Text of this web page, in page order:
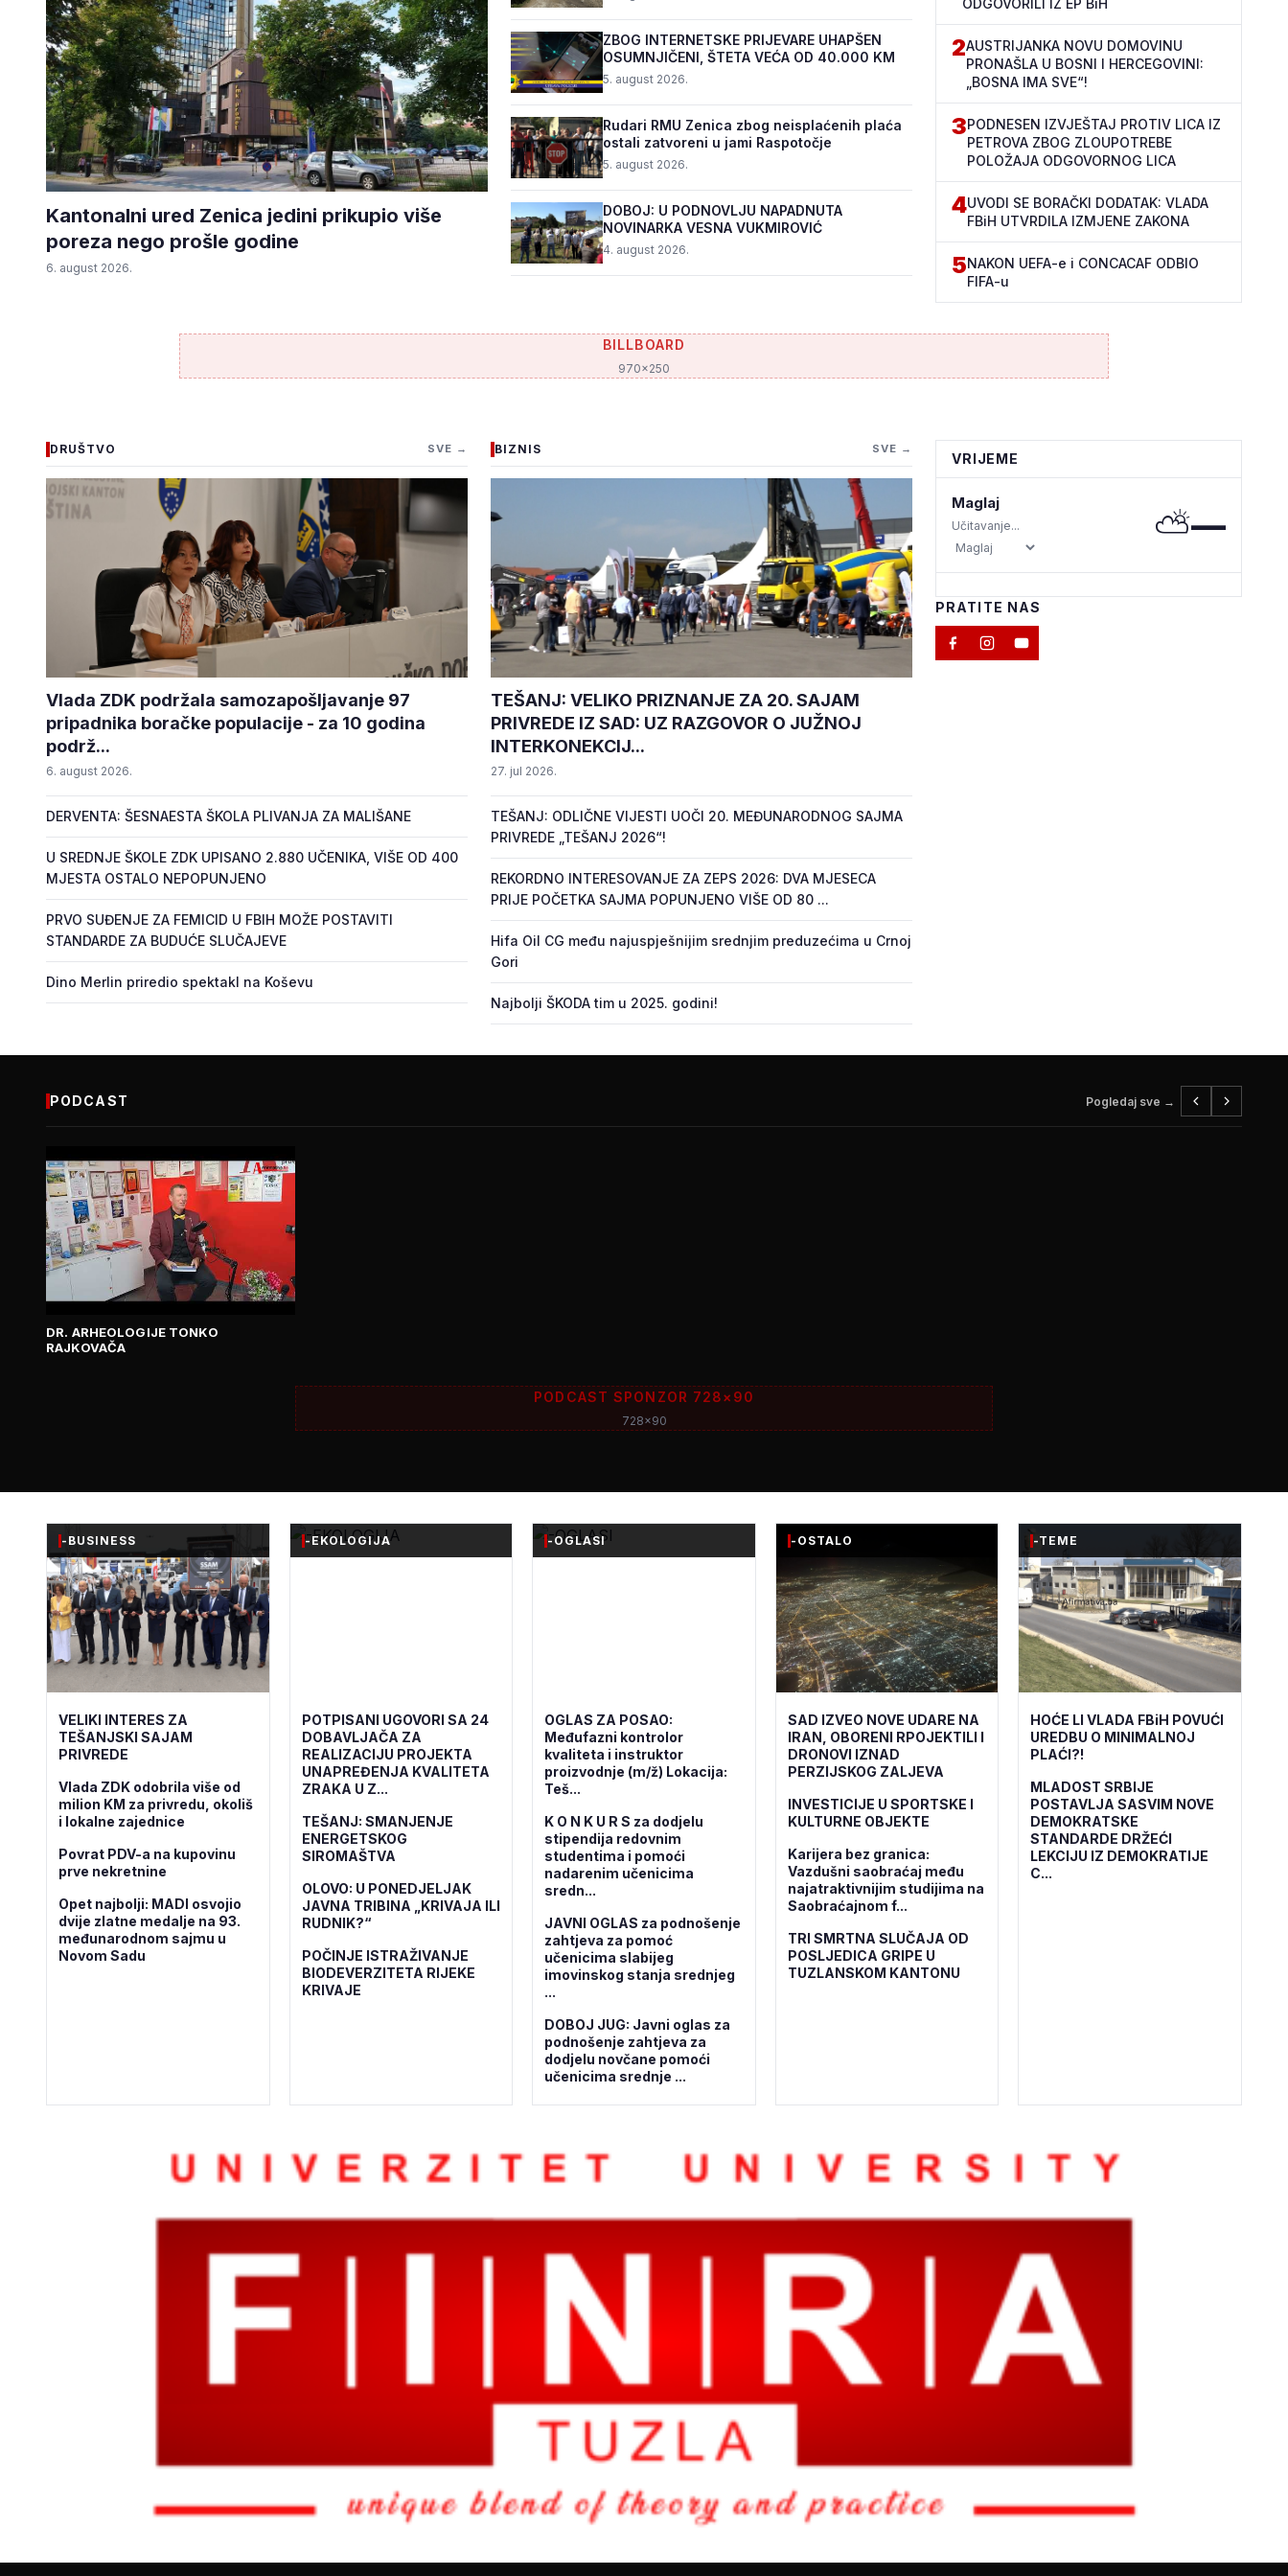
Kantonalni ured Zenica jedini prikupio više
poreza nego prošle godine
6. august 2026.
ZBOG INTERNETSKE PRIJEVARE UHAPŠEN
OSUMNJIČENI, ŠTETA VEĆA OD 40.000 KM
5. august 2026.
Rudari RMU Zenica zbog neisplaćenih plaća
ostali zatvoreni u jami Raspotočje
5. august 2026.
DOBOJ: U PODNOVLJU NAPADNUTA
NOVINARKA VESNA VUKMIROVIĆ
4. august 2026.
ODGOVORILI IZ EP BiH
2AUSTRIJANKA NOVU DOMOVINU
PRONAŠLA U BOSNI I HERCEGOVINI:
„BOSNA IMA SVE“!
3PODNESEN IZVJEŠTAJ PROTIV LICA IZ
PETROVA ZBOG ZLOUPOTREBE
POLOŽAJA ODGOVORNOG LICA
4UVODI SE BORAČKI DODATAK: VLADA
FBiH UTVRDILA IZMJENE ZAKONA
5NAKON UEFA-e i CONCACAF ODBIO
FIFA-u
BILLBOARD
970x250
DRUŠTVO SVE →
Vlada ZDK podržala samozapošljavanje 97
pripadnika boračke populacije - za 10 godina
podrž...
6. august 2026.
DERVENTA: ŠESNAESTA ŠKOLA PLIVANJA ZA MALIŠANE
U SREDNJE ŠKOLE ZDK UPISANO 2.880 UČENIKA, VIŠE OD 400
MJESTA OSTALO NEPOPUNJENO
PRVO SUĐENJE ZA FEMICID U FBIH MOŽE POSTAVITI
STANDARDE ZA BUDUĆE SLUČAJEVE
Dino Merlin priredio spektakl na Koševu
BIZNIS SVE →
TEŠANJ: VELIKO PRIZNANJE ZA 20. SAJAM
PRIVREDE IZ SAD: UZ RAZGOVOR O JUŽNOJ
INTERKONEKCIJ...
27. jul 2026.
TEŠANJ: ODLIČNE VIJESTI UOČI 20. MEĐUNARODNOG SAJMA
PRIVREDE „TEŠANJ 2026“!
REKORDNO INTERESOVANJE ZA ZEPS 2026: DVA MJESECA
PRIJE POČETKA SAJMA POPUNJENO VIŠE OD 80 ...
Hifa Oil CG među najuspješnijim srednjim preduzećima u Crnoj
Gori
Najbolji ŠKODA tim u 2025. godini!
VRIJEME
Maglaj
Učitavanje... ⛅—
PRATITE NAS
PODCAST Pogledaj sve →
DR. ARHEOLOGIJE TONKO
RAJKOVAČA
PODCAST SPONZOR 728×90
728x90
-BUSINESS
VELIKI INTERES ZA
TEŠANJSKI SAJAM
PRIVREDE
Vlada ZDK odobrila više od
milion KM za privredu, okoliš
i lokalne zajednice
Povrat PDV-a na kupovinu
prve nekretnine
Opet najbolji: MADI osvojio
dvije zlatne medalje na 93.
međunarodnom sajmu u
Novom Sadu
-EKOLOGIJA
POTPISANI UGOVORI SA 24
DOBAVLJAČA ZA
REALIZACIJU PROJEKTA
UNAPREĐENJA KVALITETA
ZRAKA U Z...
TEŠANJ: SMANJENJE
ENERGETSKOG
SIROMAŠTVA
OLOVO: U PONEDJELJAK
JAVNA TRIBINA „KRIVAJA ILI
RUDNIK?“
POČINJE ISTRAŽIVANJE
BIODEVERZITETA RIJEKE
KRIVAJE
-OGLASI
OGLAS ZA POSAO:
Međufazni kontrolor
kvaliteta i instruktor
proizvodnje (m/ž) Lokacija:
Teš...
K O N K U R S za dodjelu
stipendija redovnim
studentima i pomoći
nadarenim učenicima
sredn...
JAVNI OGLAS za podnošenje
zahtjeva za pomoć
učenicima slabijeg
imovinskog stanja srednjeg
...
DOBOJ JUG: Javni oglas za
podnošenje zahtjeva za
dodjelu novčane pomoći
učenicima srednje ...
-OSTALO
SAD IZVEO NOVE UDARE NA
IRAN, OBORENI RPOJEKTILI I
DRONOVI IZNAD
PERZIJSKOG ZALJEVA
INVESTICIJE U SPORTSKE I
KULTURNE OBJEKTE
Karijera bez granica:
Vazdušni saobraćaj među
najatraktivnijim studijima na
Saobraćajnom f...
TRI SMRTNA SLUČAJA OD
POSLJEDICA GRIPE U
TUZLANSKOM KANTONU
-TEME
HOĆE LI VLADA FBiH POVUĆI
UREDBU O MINIMALNOJ
PLAĆI?!
MLADOST SRBIJE
POSTAVLJA SASVIM NOVE
DEMOKRATSKE
STANDARDE DRŽEĆI
LEKCIJU IZ DEMOKRATIJE
C...